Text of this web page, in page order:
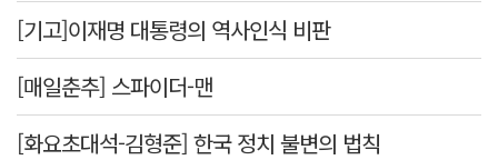
[기고]이재명 대통령의 역사인식 비판
[매일춘추] 스파이더-맨
[화요초대석-김형준] 한국 정치 불변의 법칙